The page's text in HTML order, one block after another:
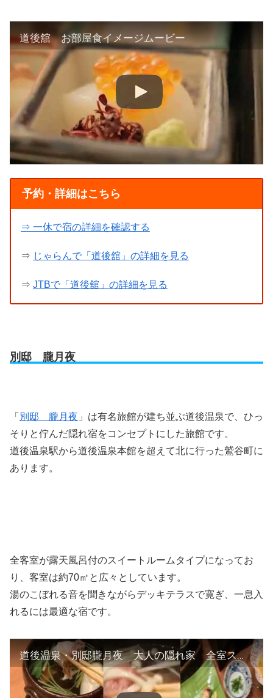
道後舘 お部屋食イメージムービー
予約・詳細はこちら
⇒ 一休で宿の詳細を確認する
⇒ じゃらんで「道後舘」の詳細を見る
⇒ JTBで「道後舘」の詳細を見る
別邸 朧月夜
「 別邸 朧月夜 」は有名旅館が建ち並ぶ道後温泉で、ひっ
そりと佇んだ隠れ宿をコンセプトにした旅館です。
道後温泉駅から道後温泉本館を超えて北に行った鷲谷町に
あります。
全客室が露天風呂付のスイートルームタイプになってお
り、客室は約70㎡と広々としています。
湯のこぼれる音を聞きながらデッキテラスで寛ぎ、一息入
れるには最適な宿です。
道後温泉・別邸朧月夜 大人の隠れ家 全室スイートルーム 旅人まさ 0316tm